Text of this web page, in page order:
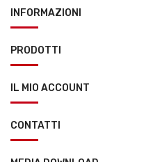
INFORMAZIONI
PRODOTTI
IL MIO ACCOUNT
CONTATTI